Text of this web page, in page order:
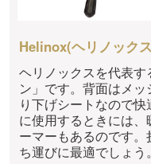
Helinox(ヘリノック
ヘリノックスを代表
ン」です。背面はメ
り下げシートなので
に使用するときには
ーマーもあるのです
ち運びに最適でしょう。